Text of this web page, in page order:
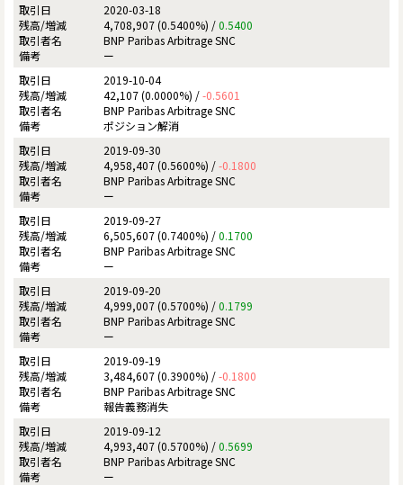
2020-03-18
4,708,907 (0.5400%) /0.5400
BNP Paribas Arbitrage SNC
ー
2019-10-04
42,107 (0.0000%) /-0.5601
BNP Paribas Arbitrage SNC
ポジション解消
2019-09-30
4,958,407 (0.5600%) /-0.1800
BNP Paribas Arbitrage SNC
ー
2019-09-27
6,505,607 (0.7400%) /0.1700
BNP Paribas Arbitrage SNC
ー
2019-09-20
4,999,007 (0.5700%) /0.1799
BNP Paribas Arbitrage SNC
ー
2019-09-19
3,484,607 (0.3900%) /-0.1800
BNP Paribas Arbitrage SNC
報告義務消失
2019-09-12
4,993,407 (0.5700%) /0.5699
BNP Paribas Arbitrage SNC
ー